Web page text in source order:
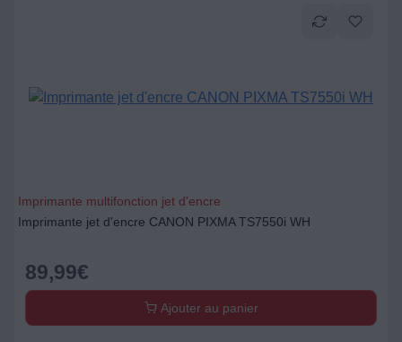
Imprimante multifonction jet d'encre
Imprimante jet d'encre CANON PIXMA TS7550i WH
89,99€
Ajouter au panier